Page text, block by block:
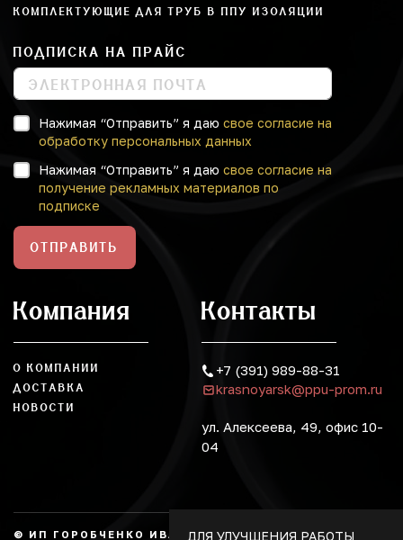
КОМПЛЕКТУЮЩИЕ ДЛЯ ТРУБ В ППУ ИЗОЛЯЦИИ
ПОДПИСКА НА ПРАЙС
Нажимая “Отправить” я даю свое согласие на
обработку персональных данных
Нажимая “Отправить” я даю свое согласие на
получение рекламных материалов по
подписке
ОТПРАВИТЬ
Компания
О КОМПАНИИ
ДОСТАВКА
НОВОСТИ
Контакты
+7 (391) 989-88-31
krasnoyarsk@ppu-prom.ru
ул. Алексеева, 49, офис 10-
04
© ИП ГОРОБЧЕНКО ИВАН АЛЕКСАНДРОВИЧ, 2026.
ДЛЯ УЛУЧШЕНИЯ РАБОТЫ